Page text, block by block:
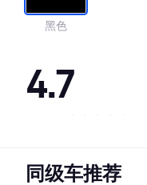
黑色
4.7
·内饰表现一般，低于
·空间表现一般，低于
同级车推荐